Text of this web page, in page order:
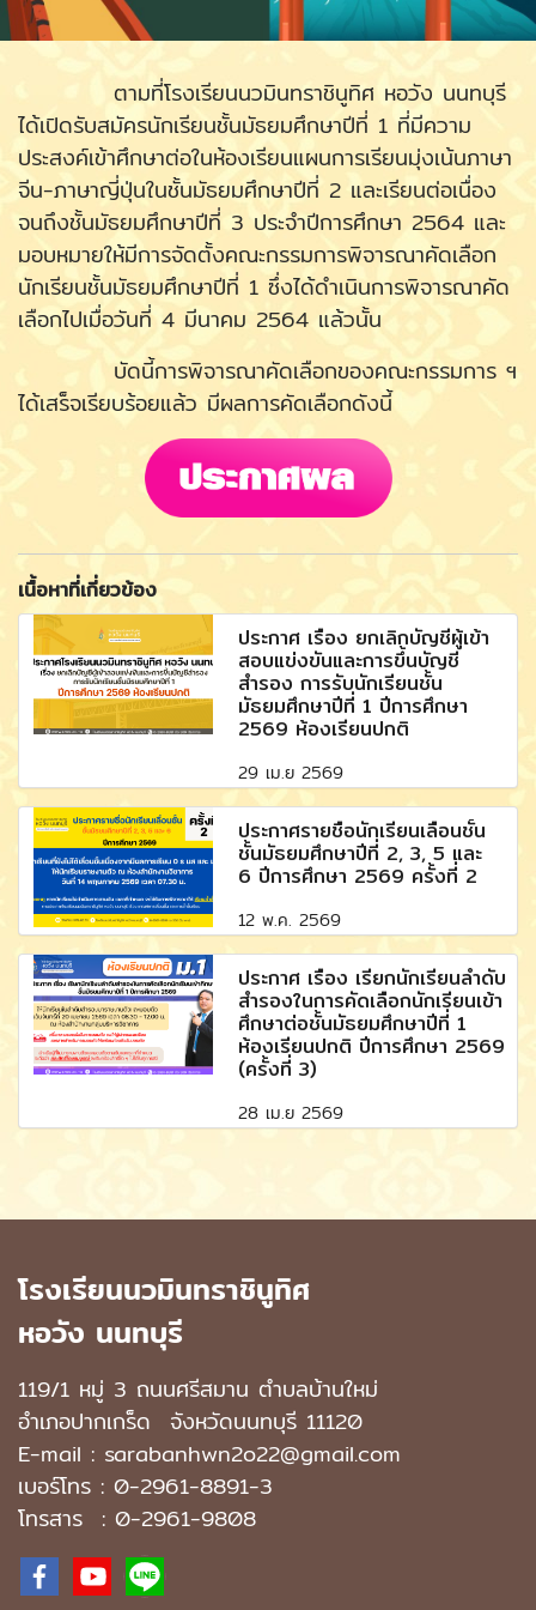
ตามที่โรงเรียนนวมินทราชินูทิศ หอวัง นนทบุรี
ได้เปิดรับสมัครนักเรียนชั้นมัธยมศึกษาปีที่ 1 ที่มีความ
ประสงค์เข้าศึกษาต่อในห้องเรียนแผนการเรียนมุ่งเน้นภาษา
จีน-ภาษาญี่ปุ่นในชั้นมัธยมศึกษาปีที่ 2 และเรียนต่อเนื่อง
จนถึงชั้นมัธยมศึกษาปีที่ 3 ประจำปีการศึกษา 2564 และ
มอบหมายให้มีการจัดตั้งคณะกรรมการพิจารณาคัดเลือก
นักเรียนชั้นมัธยมศึกษาปีที่ 1 ซึ่งได้ดำเนินการพิจารณาคัด
เลือกไปเมื่อวันที่ 4 มีนาคม 2564 แล้วนั้น
บัดนี้การพิจารณาคัดเลือกของคณะกรรมการ ฯ
ได้เสร็จเรียบร้อยแล้ว มีผลการคัดเลือกดังนี้
เนื้อหาที่เกี่ยวข้อง
ประกาศ เรื่อง ยกเลิกบัญชีผู้เข้า
สอบแข่งขันและการขึ้นบัญชี
สำรอง การรับนักเรียนชั้น
มัธยมศึกษาปีที่ 1 ปีการศึกษา
2569 ห้องเรียนปกติ
29 เม.ย 2569
ประกาศรายชื่อนักเรียนเลื่อนชั้น
ชั้นมัธยมศึกษาปีที่ 2, 3, 5 และ
6 ปีการศึกษา 2569 ครั้งที่ 2
12 พ.ค. 2569
ประกาศ เรื่อง เรียกนักเรียนลำดับ
สำรองในการคัดเลือกนักเรียนเข้า
ศึกษาต่อชั้นมัธยมศึกษาปีที่ 1
ห้องเรียนปกติ ปีการศึกษา 2569
(ครั้งที่ 3)
28 เม.ย 2569
โรงเรียนนวมินทราชินูทิศ
หอวัง นนทบุรี
119/1 หมู่ 3 ถนนศรีสมาน ตำบลบ้านใหม่
อำเภอปากเกร็ด จังหวัดนนทบุรี 11120
E-mail : sarabanhwn2o22@gmail.com
เบอร์โทร : 0-2961-8891-3
โทรสาร : 0-2961-9808